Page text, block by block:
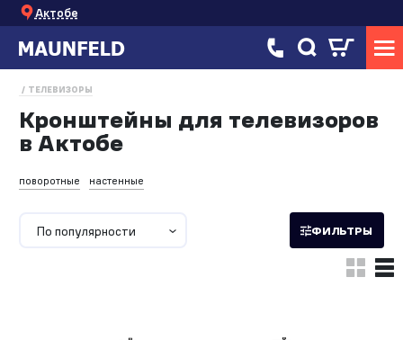
Актобе
ТЕЛЕВИЗОРЫ
Кронштейны для телевизоров
в Актобе
поворотные настенные
По популярности ФИЛЬТРЫ